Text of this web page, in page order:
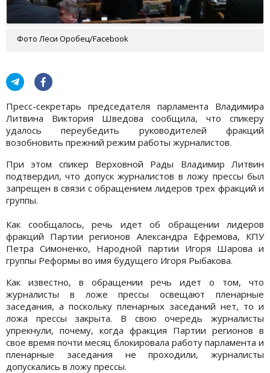
Фото Леси Оробец/Facebook
Пресс-секретарь председателя парламента Владимира
Литвина Виктория Шведова сообщила, что спикеру
удалось переубедить руководителей фракций
возобновить прежний режим работы журналистов.
При этом спикер Верховной Рады Владимир Литвин
подтвердил, что допуск журналистов в ложу прессы был
запрещен в связи с обращением лидеров трех фракций и
группы.
Как сообщалось, речь идет об обращении лидеров
фракций Партии регионов Александра Ефремова, КПУ
Петра Симоненко, Народной партии Игоря Шарова и
группы Реформы во имя будущего Игоря Рыбакова.
Как известно, в обращении речь идет о том, что
журналисты в ложе прессы освещают пленарные
заседания, а поскольку пленарных заседаний нет, то и
ложа прессы закрыта. В свою очередь журналисты
упрекнули, почему, когда фракция Партии регионов в
свое время почти месяц блокировала работу парламента и
пленарные заседания не проходили, журналисты
допускались в ложу прессы.